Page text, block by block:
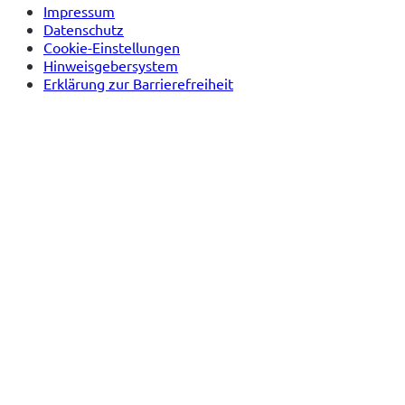
Impressum
Datenschutz
Cookie-Einstellungen
Hinweisgebersystem
Erklärung zur Barrierefreiheit